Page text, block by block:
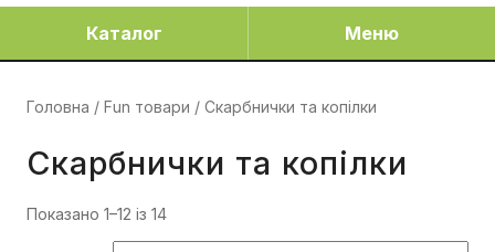
Каталог Меню
Головна / Fun товари / Скарбнички та копілки
Скарбнички та копілки
Показано 1–12 із 14